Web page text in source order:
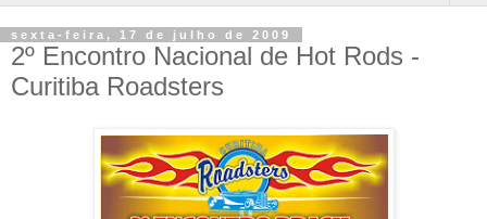
sexta-feira, 17 de julho de 2009
2º Encontro Nacional de Hot Rods -
Curitiba Roadsters